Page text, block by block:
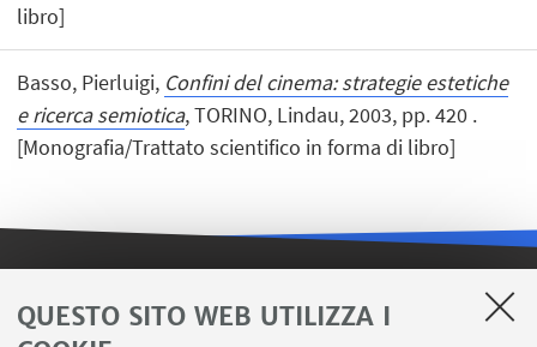
QUESTO SITO WEB UTILIZZA I
libro]
Basso, Pierluigi, Confini del cinema: strategie estetiche
e ricerca semiotica, TORINO, Lindau, 2003, pp. 420 .
[Monografia/Trattato scientifico in forma di libro]
LINK UTILI